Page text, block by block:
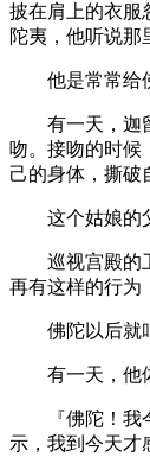
披在肩上的衣服
陀夷，他听说那
他是常常给佛
有一天，迦留
吻。接吻的时候
己的身体，撕破
这个姑娘的父
巡视宫殿的卫
再有这样的行为
佛陀以后就叫
有一天，他体
『佛陀！我今
示，我到今天才